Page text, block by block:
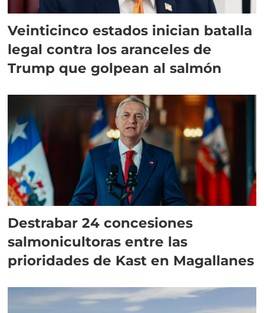
Veinticinco estados inician batalla
legal contra los aranceles de
Trump que golpean al salmón
Destrabar 24 concesiones
salmonicultoras entre las
prioridades de Kast en Magallanes